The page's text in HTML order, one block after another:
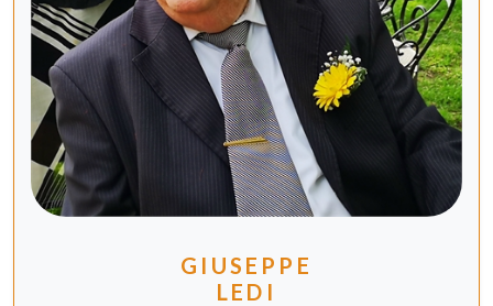
GIUSEPPE
LEDI